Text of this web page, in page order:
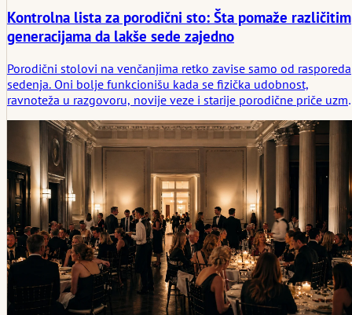
Kontrolna lista za porodični sto: Šta pomaže različitim
generacijama da lakše sede zajedno
Porodični stolovi na venčanjima retko zavise samo od rasporeda
sedenja. Oni bolje funkcionišu kada se fizička udobnost,
ravnoteža u razgovoru, novije veze i starije porodične priče